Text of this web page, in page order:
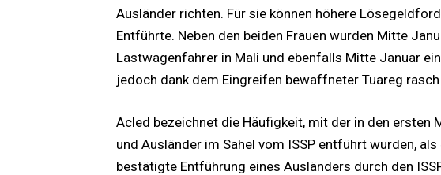
Ausländer richten. Für sie können höhere
Entführte. Neben den beiden Frauen wurden Mitte
Lastwagenfahrer in Mali und ebenfalls Mitte Januar
jedoch dank dem Eingreifen bewaffneter Tuareg
Acled bezeichnet die Häufigkeit, mit der in den ersten
und Ausländer im Sahel vom ISSP entführt wurden,
bestätigte Entführung eines Ausländers durch den